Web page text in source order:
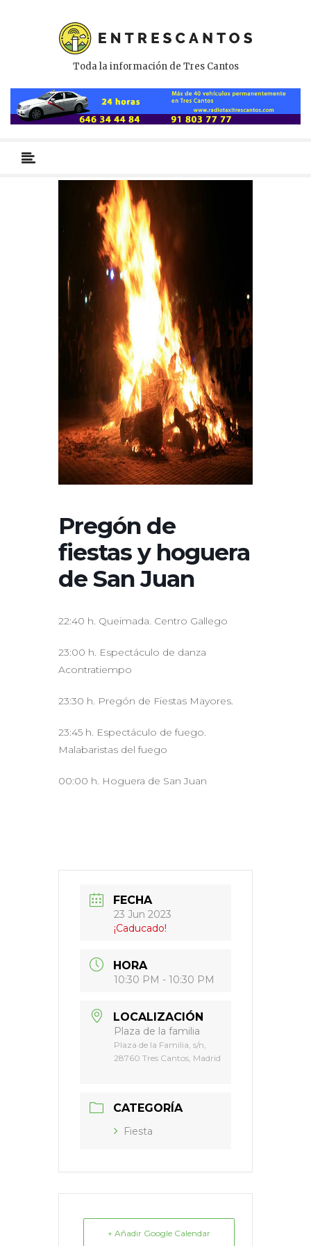
Toda la información de Tres Cantos
primario
Pregón de
fiestas y hoguera
de San Juan
22:40 h. Queimada. Centro Gallego
23:00 h. Espectáculo de danza
Acontratiempo
23:30 h. Pregón de Fiestas Mayores.
23:45 h. Espectáculo de fuego.
Malabaristas del fuego
00:00 h. Hoguera de San Juan
FECHA
23 Jun 2023
¡Caducado!
HORA
10:30 PM - 10:30 PM
LOCALIZACIÓN
Plaza de la familia
Plaza de la Familia, s/n,
28760 Tres Cantos, Madrid
CATEGORÍA
Fiesta
+ Añadir Google Calendar